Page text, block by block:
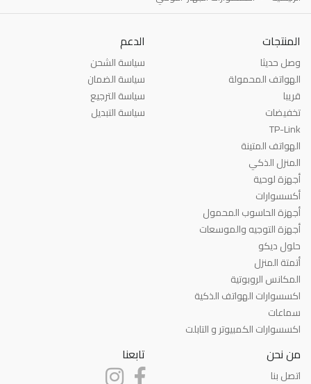
المنتجات
وصل حديثا
الهواتف المحمولة
قريبا
تخفيضات
TP-Link
الهواتف المتينة
المنزل الذكي
أجهزة لوحية
أكسسوارات
أجهزة الحاسوب المحمول
أجهزة التوجيه والموسعات
حلول ديكو
أتمتة المنزل
المكانس الروبوتية
اكسسوارات الهواتف الذكية
سماعات
اكسسوارات الكمبيوتر و التابلت
الدعم
سياسة الشحن
سياسة الضمان
سياسة الترجيع
سياسة التبديل
من نحن
اتصل بنا
تابعنا